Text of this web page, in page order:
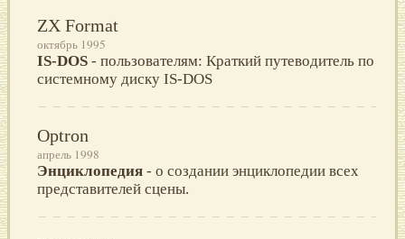
ZX Format
октябрь 1995
IS-DOS - пользователям: Краткий путеводитель по
системному диску IS-DOS
Optron
апрель 1998
Энциклопедия - о создании энциклопедии всех
представителей сцены.